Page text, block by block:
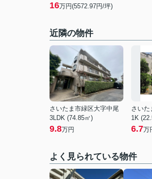
16万円(5572.97円/坪)
近隣の物件
さいたま市緑区大字中尾
3LDK (74.85㎡)
9.8万円
さいた
1K
6.7万
よく見られている物件